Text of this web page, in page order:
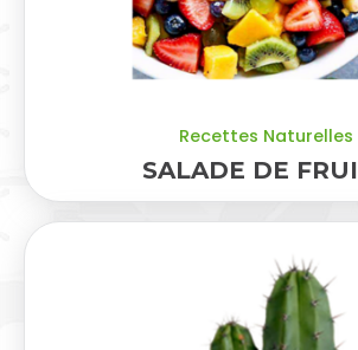
Recettes Naturelles
SALADE DE